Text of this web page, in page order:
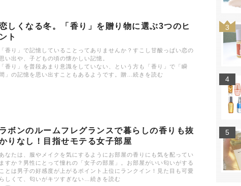
しくなる冬。「香り」を贈り物に選ぶ3つのヒ
ト
香り」で記憶していることってありませんか？すこし甘酸っぱい恋の
い出や、子どもの頃の懐かしい記憶。
香り」を普段あまり意識をしていない、という方も「香り」で「瞬
」の記憶を思い出すこともあるようです。贈…続きを読む
ボンのルームフレグランスで暮らしの香りも抜
りなし！目指せモテる女子部屋
なたは、服やメイクを気にするようにお部屋の香りにも気を配ってい
すか？男性にとって憧れの「女子の部屋」。お部屋がいい匂いがする
とは男子の好感度が上がるポイント上位にランクイン！見た目も可愛
しくて、匂いがキツすぎない…続きを読む